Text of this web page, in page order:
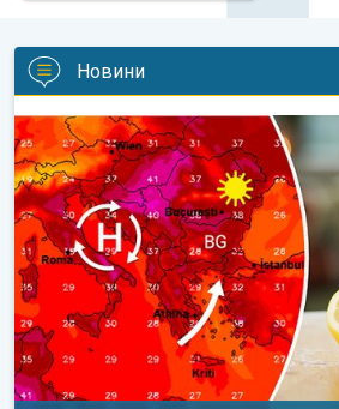
Новини
Горещото време ще продължи. 14-